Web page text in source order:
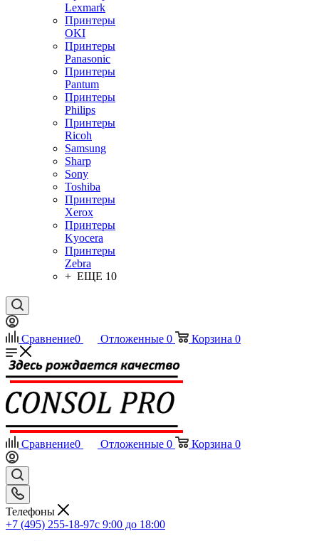
Lexmark
Принтеры
OKI
Принтеры
Panasonic
Принтеры
Pantum
Принтеры
Philips
Принтеры
Ricoh
Samsung
Sharp
Sony
Toshiba
Принтеры
Xerox
Принтеры
Kyocera
Принтеры
Zebra
+ ЕЩЕ 10
Сравнение0 Отложенные 0 Корзина 0
Сравнение0 Отложенные 0 Корзина 0
Телефоны
+7 (495) 255-18-97с 9:00 до 18:00